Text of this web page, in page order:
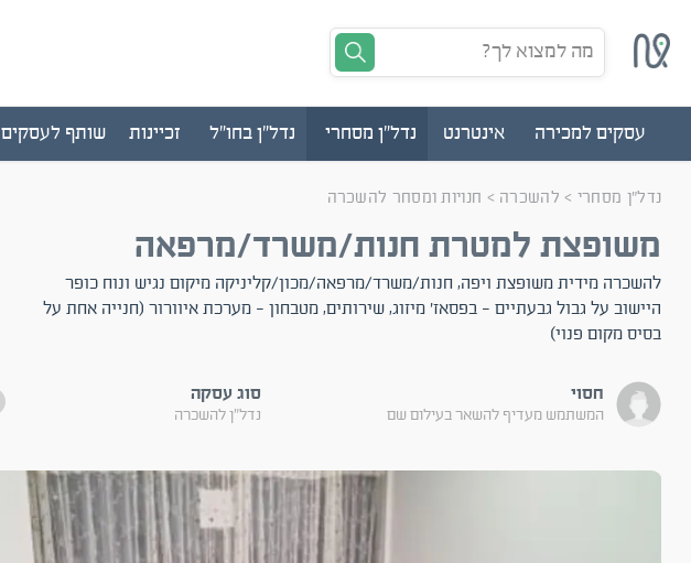
מה למצוא לך?
עסקים למכירה אינטרנט נדל"ן מסחרי נדל"ן בחו"ל זכיינות שותף לעסקים
נדל"ן מסחרי > להשכרה > חנויות ומסחר להשכרה
משופצת למטרת חנות/משרד/מרפאה
להשכרה מידית משופצת ויפה, חנות/משרד/מרפאה/מכון/קליניקה מיקום נגיש ונוח כופר
היישוב על גבול גבעתיים - בפסאז' מיזוג, שירותים, מטבחון - מערכת איוורור (חנייה אחת על
בסיס מקום פנוי)
חסוי
המשתמש מעדיף להשאר בעילום שם
סוג עסקה
נדל"ן להשכרה